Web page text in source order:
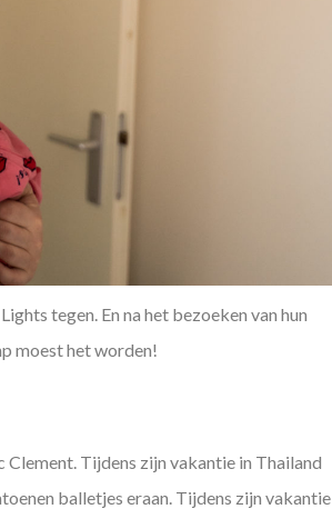
tegen. En na het bezoeken van hun
moest het worden!
Tijdens zijn vakantie in Thailand
balletjes eraan. Tijdens zijn vakantie